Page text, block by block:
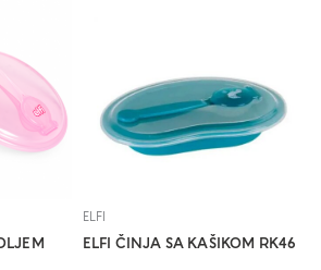
ELFI
ELFI ČINJA SA KAŠIKOM RK46